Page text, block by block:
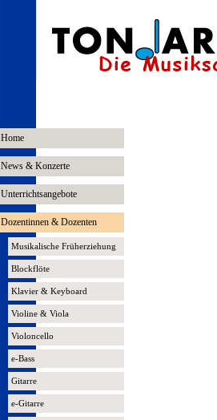
Home
News & Konzerte
Unterrichtsangebote
Dozentinnen & Dozenten
Musikalische Früherziehung
Blockflöte
Klavier & Keyboard
Violine & Viola
Violoncello
e-Bass
Gitarre
e-Gitarre